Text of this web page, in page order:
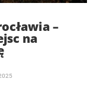
–
na